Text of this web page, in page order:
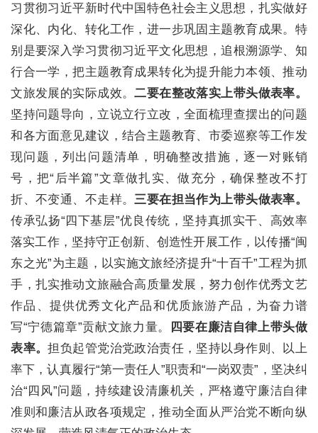
习贯彻习近平新时代中国特色社会主义思想，扎实做好
深化、内化、转化工作，进一步巩固主题教育成果。特
别是要深入学习贯彻习近平文化思想，追根溯源学、知
行合一学，把主题教育成果转化为提升能力本领、推动
文旅发展的实际成效。二要在整改落实上带头做表率。
坚持问题导向，立说立行立改，全面梳理查摆出的问题
和各方面意见建议，结合主题教育、市委巡察等工作发
现问题，列出问题清单，明确整改措施，逐一对账销
号，把“后半篇”文章做扎实、做充分，确保整改不打
折、不变通、不走样。三要在担当作为上带头做表率。
传承弘扬“四下基层”优良传统，坚持真抓实干、高效率
落实工作，坚持守正创新、创造性开展工作，以传播“闽
东之光”为主题，以实施文旅经济提升“十百千”工程为抓
手，扎实推动文旅融合高质量发展，努力创作优秀文艺
作品、提供优秀文化产品和优质旅游产品，为奋力谱
写“宁德篇章”贡献文旅力量。
四要在廉洁自律上带头做
表率。担负起管党治党政治责任，坚持以身作则、以上
率下，认真履行“第一责任人”职责和“一岗双责”，坚决纠
治“四风”问题，持续建设清廉机关，严格遵守廉洁自律
准则和廉洁从政各项规定，推动全面从严治党不断向纵